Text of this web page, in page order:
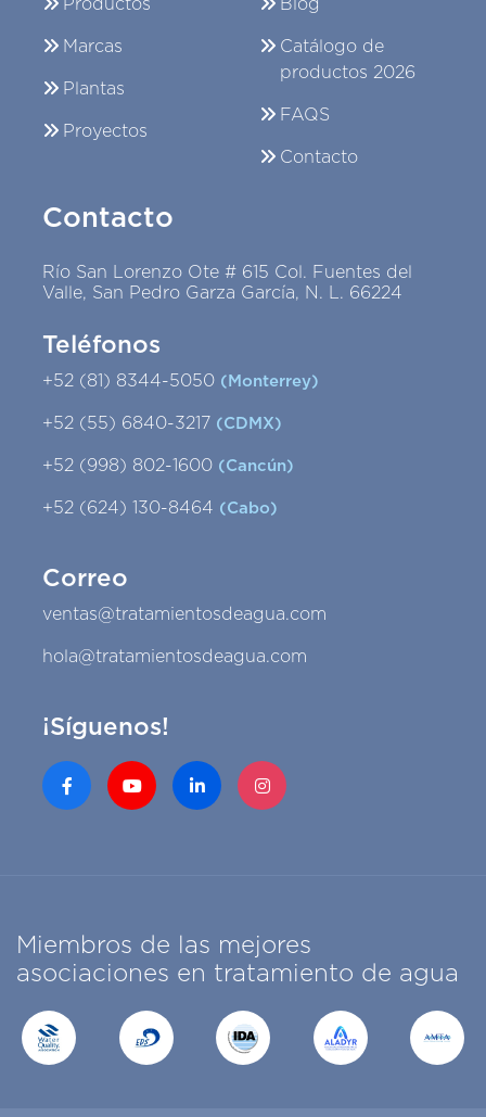
Productos
Marcas
Plantas
Proyectos
Blog
Catálogo de
productos 2026
FAQS
Contacto
Contacto
Río San Lorenzo Ote # 615 Col. Fuentes del
Valle, San Pedro Garza García, N. L. 66224
Teléfonos
+52 (81) 8344-5050 (Monterrey)
+52 (55) 6840-3217 (CDMX)
+52 (998) 802-1600 (Cancún)
+52 (624) 130-8464 (Cabo)
Correo
ventas@tratamientosdeagua.com
hola@tratamientosdeagua.com
¡Síguenos!
Miembros de las mejores
asociaciones en tratamiento de agua